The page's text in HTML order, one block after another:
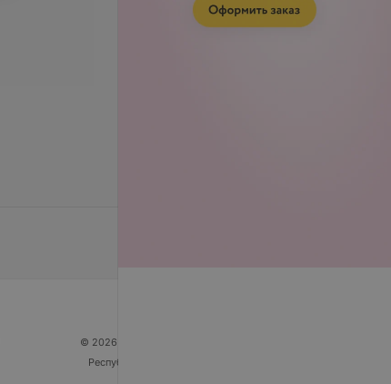
© 2026 ООО «Артокс Лаб», УНП 191700409
Республика Беларусь, г. Минск, улица Толбухина, 2,